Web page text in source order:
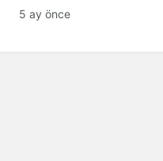
Patlama, Sirenler ve
5 ay önce